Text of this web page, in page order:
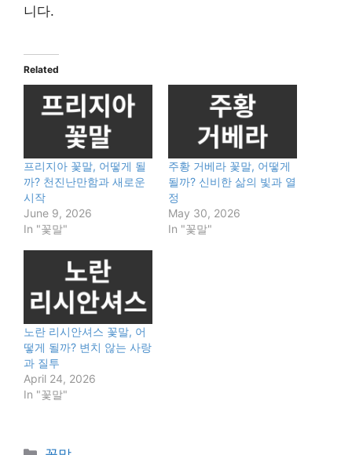
니다.
Related
프리지아 꽃말, 어떻게 될
까? 천진난만함과 새로운
시작
June 9, 2026
In "꽃말"
주황 거베라 꽃말, 어떻게
될까? 신비한 삶의 빛과 열
정
May 30, 2026
In "꽃말"
노란 리시안셔스 꽃말, 어
떻게 될까? 변치 않는 사랑
과 질투
April 24, 2026
In "꽃말"
Categories